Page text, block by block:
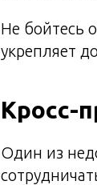
Не бойтесь
укрепляет
Кросс-
Один из